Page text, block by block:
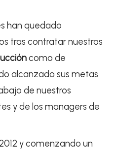
han quedado
tras contratar nuestros
como de
alcanzado sus metas
de nuestros
y de los managers de
y comenzando un